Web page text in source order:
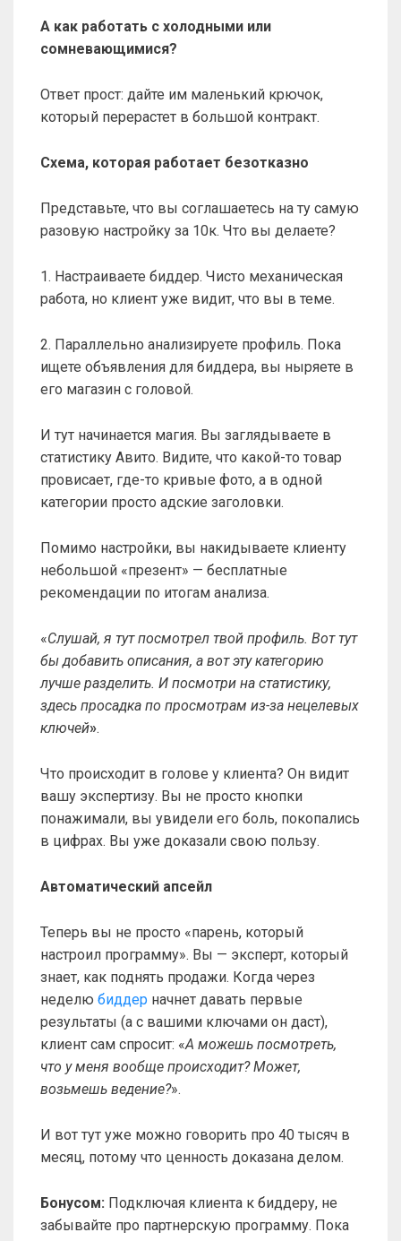
А как работать с холодными или
сомневающимися?
Ответ прост: дайте им маленький крючок,
который перерастет в большой контракт.
Схема, которая работает безотказно
Представьте, что вы соглашаетесь на ту самую
разовую настройку за 10к. Что вы делаете?
1. Настраиваете биддер. Чисто механическая
работа, но клиент уже видит, что вы в теме.
2. Параллельно анализируете профиль. Пока
ищете объявления для биддера, вы ныряете в
его магазин с головой.
И тут начинается магия. Вы заглядываете в
статистику Авито. Видите, что какой-то товар
провисает, где-то кривые фото, а в одной
категории просто адские заголовки.
Помимо настройки, вы накидываете клиенту
небольшой «презент» — бесплатные
рекомендации по итогам анализа.
«Слушай, я тут посмотрел твой профиль. Вот тут
бы добавить описания, а вот эту категорию
лучше разделить. И посмотри на статистику,
здесь просадка по просмотрам из-за нецелевых
ключей».
Что происходит в голове у клиента? Он видит
вашу экспертизу. Вы не просто кнопки
понажимали, вы увидели его боль, покопались
в цифрах. Вы уже доказали свою пользу.
Автоматический апсейл
Теперь вы не просто «парень, который
настроил программу». Вы — эксперт, который
знает, как поднять продажи. Когда через
неделю биддер начнет давать первые
результаты (а с вашими ключами он даст),
клиент сам спросит: «А можешь посмотреть,
что у меня вообще происходит? Может,
возьмешь ведение?».
И вот тут уже можно говорить про 40 тысяч в
месяц, потому что ценность доказана делом.
Бонусом: Подключая клиента к биддеру, не
забывайте про партнерскую программу. Пока